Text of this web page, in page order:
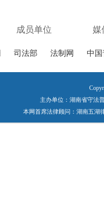
成员单位 媒
司法部 法制网 中
主办单位：湖南省守法
本网首席法律顾问：湖南五湖